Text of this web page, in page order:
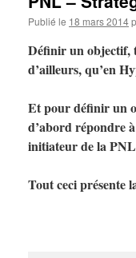
Publié le 18 mars 2014
Définir un objectif,
d’ailleurs, qu’en
Et pour définir un
d’abord répondre
initiateur de la
Tout ceci présente